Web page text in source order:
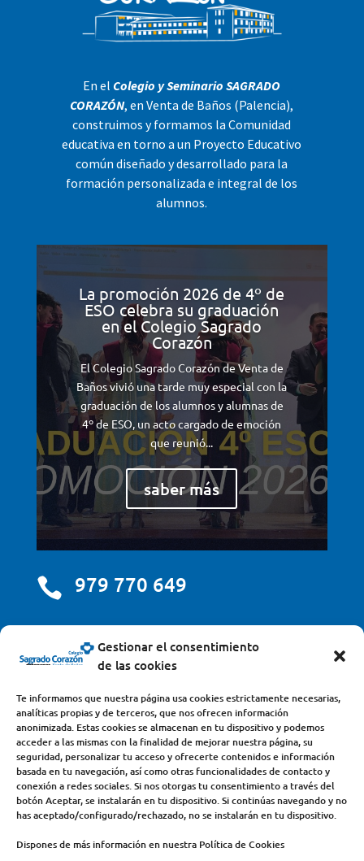
Gestionar el consentimiento
de las cookies
Te informamos que nuestra página usa cookies estrictamente necesarias,
analíticas propias y de terceros, que nos ofrecen información
anonimizada. Estas cookies se almacenan en tu dispositivo y podemos
acceder a las mismas con la finalidad de mejorar nuestra página, su
seguridad, personalizar tu acceso y ofrecerte contenidos e información
basada en tu navegación, así como otras funcionalidades de contacto y
conexión a redes sociales. Si nos otorgas tu consentimiento a través del
botón Aceptar, se instalarán en tu dispositivo. Si continúas navegando y no
has aceptado/configurado/rechazado, no se instalarán en tu dispositivo.
Dispones de más información en nuestra Política de Cookies
En el Colegio y Seminario SAGRADO
CORAZÓN, en Venta de Baños (Palencia),
construimos y formamos la Comunidad
educativa en torno a un Proyecto Educativo
común diseñado y desarrollado para la
formación personalizada e integral de los
alumnos.
La promoción 2026 de 4º de
ESO celebra su graduación
en el Colegio Sagrado
Corazón
El Colegio Sagrado Corazón de Venta de
Baños vivió una tarde muy especial con la
graduación de los alumnos y alumnas de
4º de ESO, un acto cargado de emoción
que reunió...
saber más
 979 770 649
centro@scjdehon.com
Colegio y Seminario Sagrado Corazón
Avda. Castilla y León, s/n – 34200 – Venta de Baños
(Palencia) – Teléfono 979770649